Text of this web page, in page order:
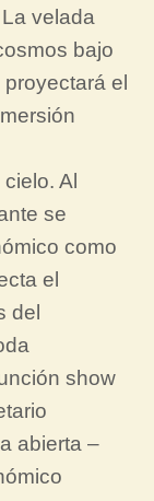
velada
bajo
el
Al
se
como
el
del
show
abierta –